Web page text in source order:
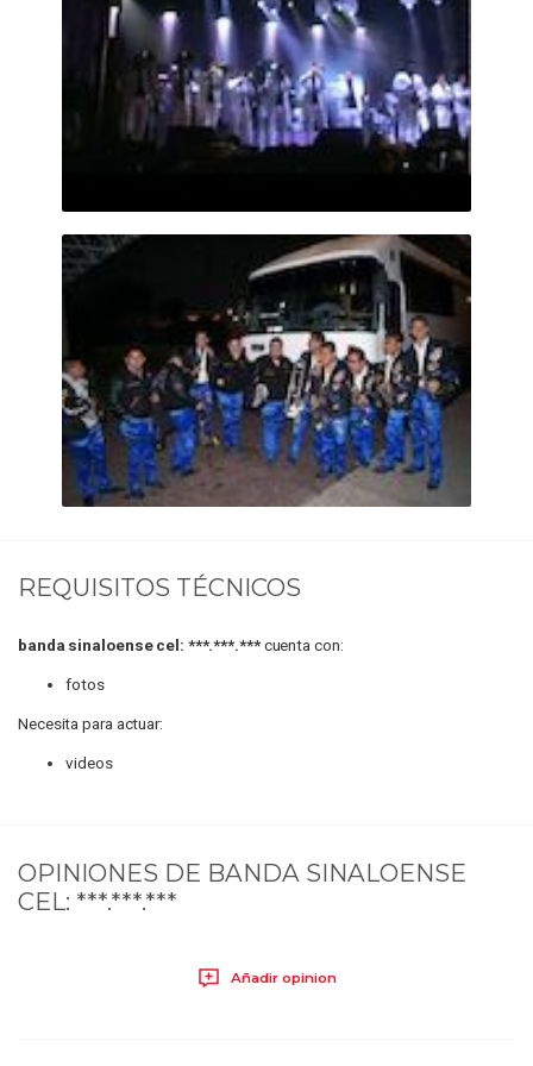
REQUISITOS TÉCNICOS
banda sinaloense cel: ***.***.***cuenta con:
fotos
Necesita para actuar:
videos
OPINIONES DE BANDA SINALOENSE
CEL: ***.***.***
Añadir opinion